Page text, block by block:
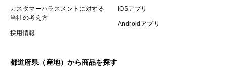
カスタマーハラスメントに対する
当社の考え方
採用情報
iOSアプリ
Androidアプリ
都道府県（産地）から商品を探す